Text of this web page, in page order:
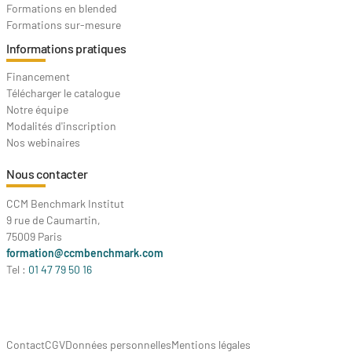
Formations en blended
Formations sur-mesure
Informations pratiques
Financement
Télécharger le catalogue
Notre équipe
Modalités d'inscription
Nos webinaires
Nous contacter
CCM Benchmark Institut
9 rue de Caumartin,
75009 Paris
formation@ccmbenchmark.com
Tel : 01 47 79 50 16
ContactCGVDonnées personnellesMentions légales